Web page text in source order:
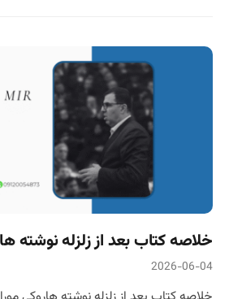
خلاصه کتاب بعد از زلزله نوشته
2026-06-04